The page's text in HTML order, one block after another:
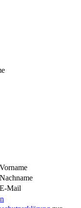
Vorname
Nachname
E-Mail